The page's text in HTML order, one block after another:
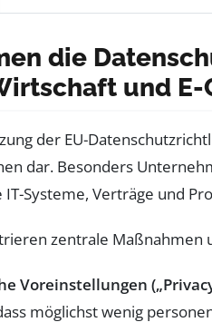
die
und E-
der EU-
dar. Besonders
Systeme, Verträge und
zentrale Maßnahmen
Voreinstellungen
möglichst wenig